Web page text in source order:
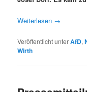
Weit­er­lesen →
Veröffentlicht unterAfD,
Wirth